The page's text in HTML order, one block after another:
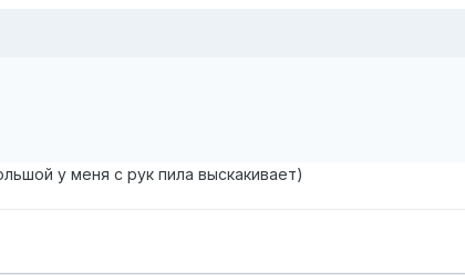
у меня с рук пила выскакивает)